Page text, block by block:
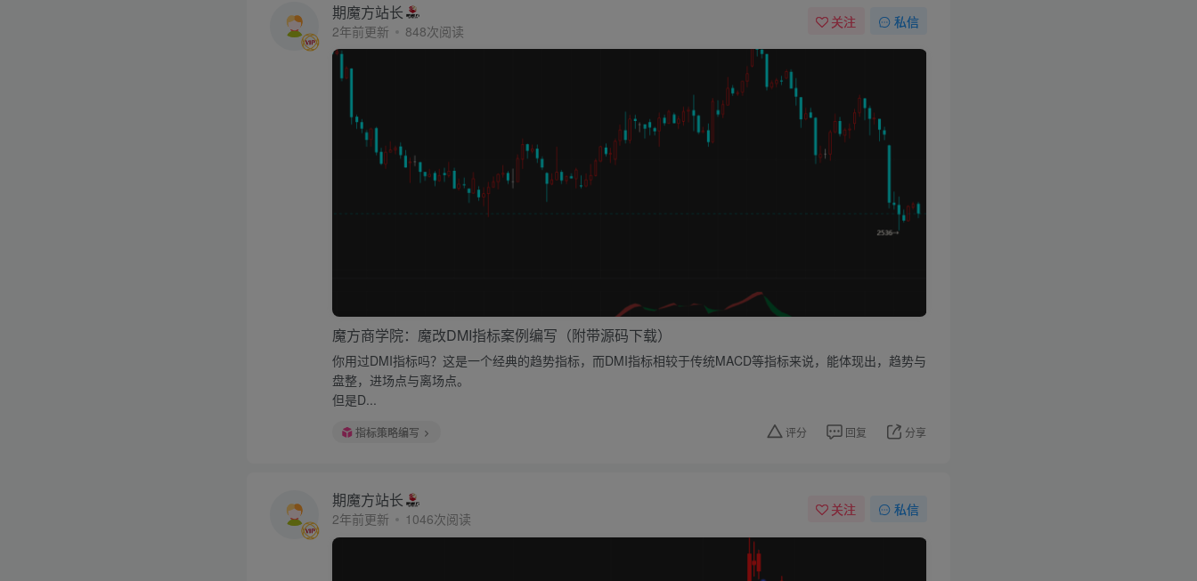
期魔方站长
2年前更新 848次阅读
关注 私信
魔方商学院：魔改DMI指标案例编写（附带源码下载）
你用过DMI指标吗？这是一个经典的趋势指标，而DMI指标相较于传统MACD等指标来说，能体现出，趋势与
盘整，进场点与离场点。
但是D...
指标策略编写 评分 回复 分享
期魔方站长
2年前更新 1046次阅读
关注 私信